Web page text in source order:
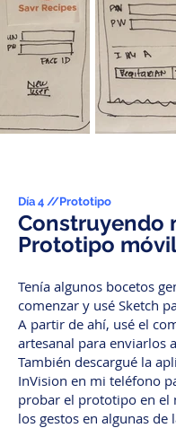
Día 4 //Prototipo
Construyendo
Prototipo
Tenía algunos bocetos
comenzar y usé Sketch
A partir de ahí, usé el
artesanal para enviarlos
También descargué la
InVision en mi teléfono
probar el prototipo en el
los gestos en algunas de